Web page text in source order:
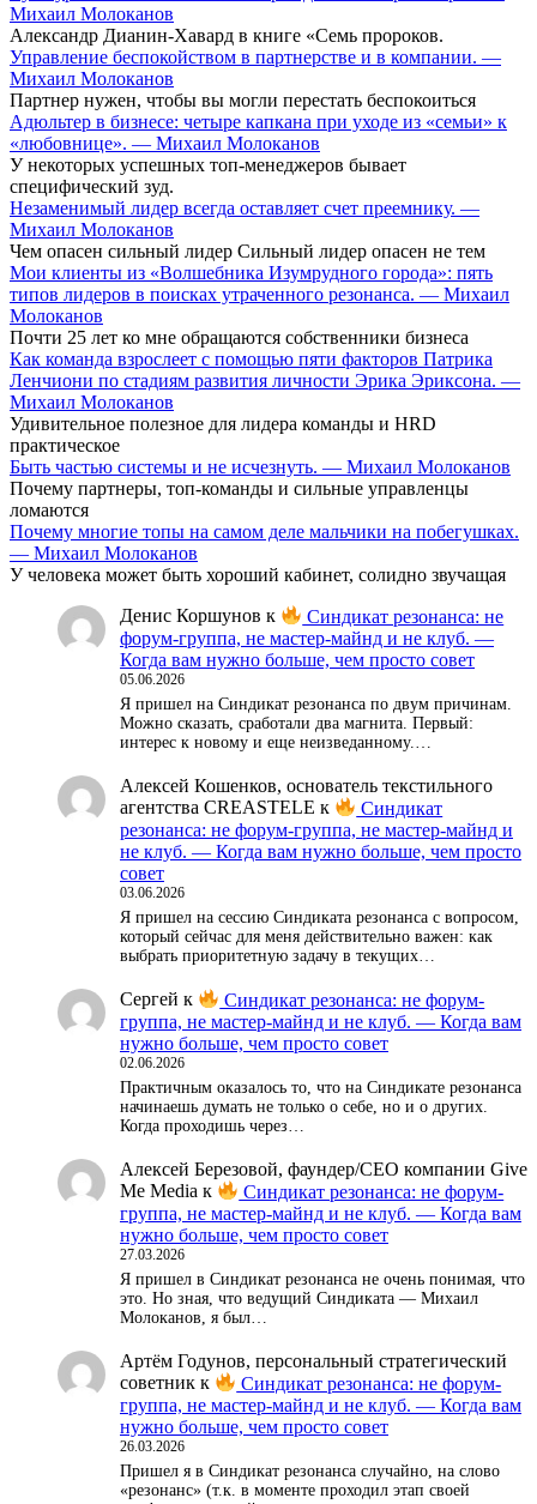
Михаил Молоканов
Александр Дианин-Хавард в книге «Семь пророков.
Управление беспокойством в партнерстве и в компании. —
Михаил Молоканов
Партнер нужен, чтобы вы могли перестать беспокоиться
Адюльтер в бизнесе: четыре капкана при уходе из «семьи» к
«любовнице». — Михаил Молоканов
У некоторых успешных топ-менеджеров бывает
специфический зуд.
Незаменимый лидер всегда оставляет счет преемнику. —
Михаил Молоканов
Чем опасен сильный лидер Сильный лидер опасен не тем
Мои клиенты из «Волшебника Изумрудного города»: пять
типов лидеров в поисках утраченного резонанса. — Михаил
Молоканов
Почти 25 лет ко мне обращаются собственники бизнеса
Как команда взрослеет с помощью пяти факторов Патрика
Ленчиони по стадиям развития личности Эрика Эриксона. —
Михаил Молоканов
Удивительное полезное для лидера команды и HRD
практическое
Быть частью системы и не исчезнуть. — Михаил Молоканов
Почему партнеры, топ-команды и сильные управленцы
ломаются
Почему многие топы на самом деле мальчики на побегушках.
— Михаил Молоканов
У человека может быть хороший кабинет, солидно звучащая
Денис Коршунов к
Синдикат резонанса: не
форум-группа, не мастер-майнд и не клуб. —
Когда вам нужно больше, чем просто совет
05.06.2026
Я пришел на Синдикат резонанса по двум причинам.
Можно сказать, сработали два магнита. Первый:
интерес к новому и еще неизведанному.…
Алексей Кошенков, основатель текстильного
агентства CREASTELE к
Синдикат
резонанса: не форум-группа, не мастер-майнд и
не клуб. — Когда вам нужно больше, чем просто
совет
03.06.2026
Я пришел на сессию Синдиката резонанса с вопросом,
который сейчас для меня действительно важен: как
выбрать приоритетную задачу в текущих…
Сергей к
Синдикат резонанса: не форум-
группа, не мастер-майнд и не клуб. — Когда вам
нужно больше, чем просто совет
02.06.2026
Практичным оказалось то, что на Синдикате резонанса
начинаешь думать не только о себе, но и о других.
Когда проходишь через…
Алексей Березовой, фаундер/СЕО компании Give
Me Media к
Синдикат резонанса: не форум-
группа, не мастер-майнд и не клуб. — Когда вам
нужно больше, чем просто совет
27.03.2026
Я пришел в Синдикат резонанса не очень понимая, что
это. Но зная, что ведущий Синдиката — Михаил
Молоканов, я был…
Артём Годунов, персональный стратегический
советник к
Синдикат резонанса: не форум-
группа, не мастер-майнд и не клуб. — Когда вам
нужно больше, чем просто совет
26.03.2026
Пришел я в Синдикат резонанса случайно, на слово
«резонанс» (т.к. в моменте проходил этап своей